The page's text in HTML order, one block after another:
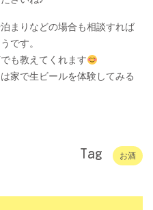
まりなどの場合も相談すれば
です。
も教えてくれます
家で生ビールを体験してみる
Tag お酒